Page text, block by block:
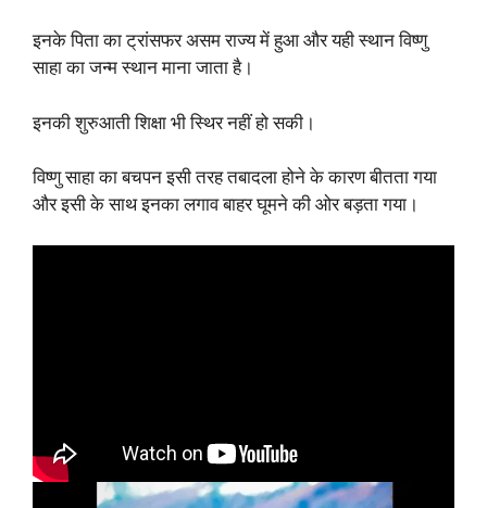
इनके पिता का ट्रांसफर असम राज्य में हुआ और यही स्थान विष्णु
साहा का जन्म स्थान माना जाता है।
इनकी शुरुआती शिक्षा भी स्थिर नहीं हो सकी।
विष्णु साहा का बचपन इसी तरह तबादला होने के कारण बीतता गया
और इसी के साथ इनका लगाव बाहर घूमने की ओर बड़ता गया।